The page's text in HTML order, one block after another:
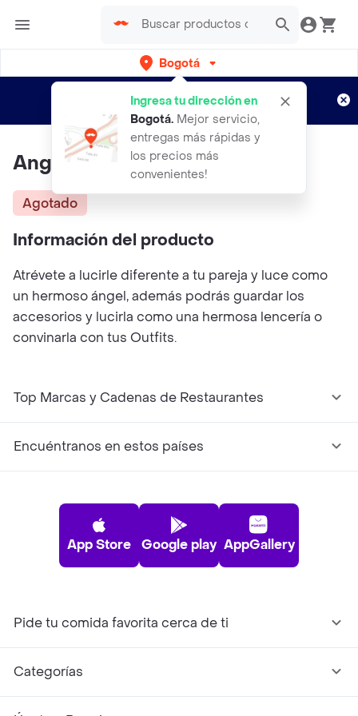
Bogotá
Ingresa tu dirección en
Bogotá. Mejor servicio,
entregas más rápidas y
los precios más
convenientes!
envíos gratis por semanas
Aplican TyC
Angel Blanco Ref De29
Agotado
Información del producto
Atrévete a lucirle diferente a tu pareja y luce como
un hermoso ángel, además podrás guardar los
accesorios y lucirla como una hermosa lencería o
convinarla con tus Outfits.
Top Marcas y Cadenas de Restaurantes
Encuéntranos en estos países
App Store Google play AppGallery
Pide tu comida favorita cerca de ti
Categorías